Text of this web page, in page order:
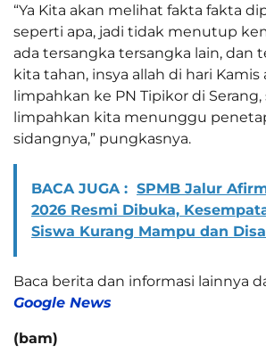
“Ya Kita akan melihat fakta fakta
seperti apa, jadi tidak menutup
ada tersangka tersangka lain, dan
kita tahan, insya allah di hari
limpahkan ke PN Tipikor di
limpahkan kita menunggu
sidangnya,” pungkasnya.
BACA JUGA : SPMB Jalur
2026 Resmi Dibuka,
Siswa Kurang Mampu dan
Baca berita dan informasi lainnya
Google News
(bam)